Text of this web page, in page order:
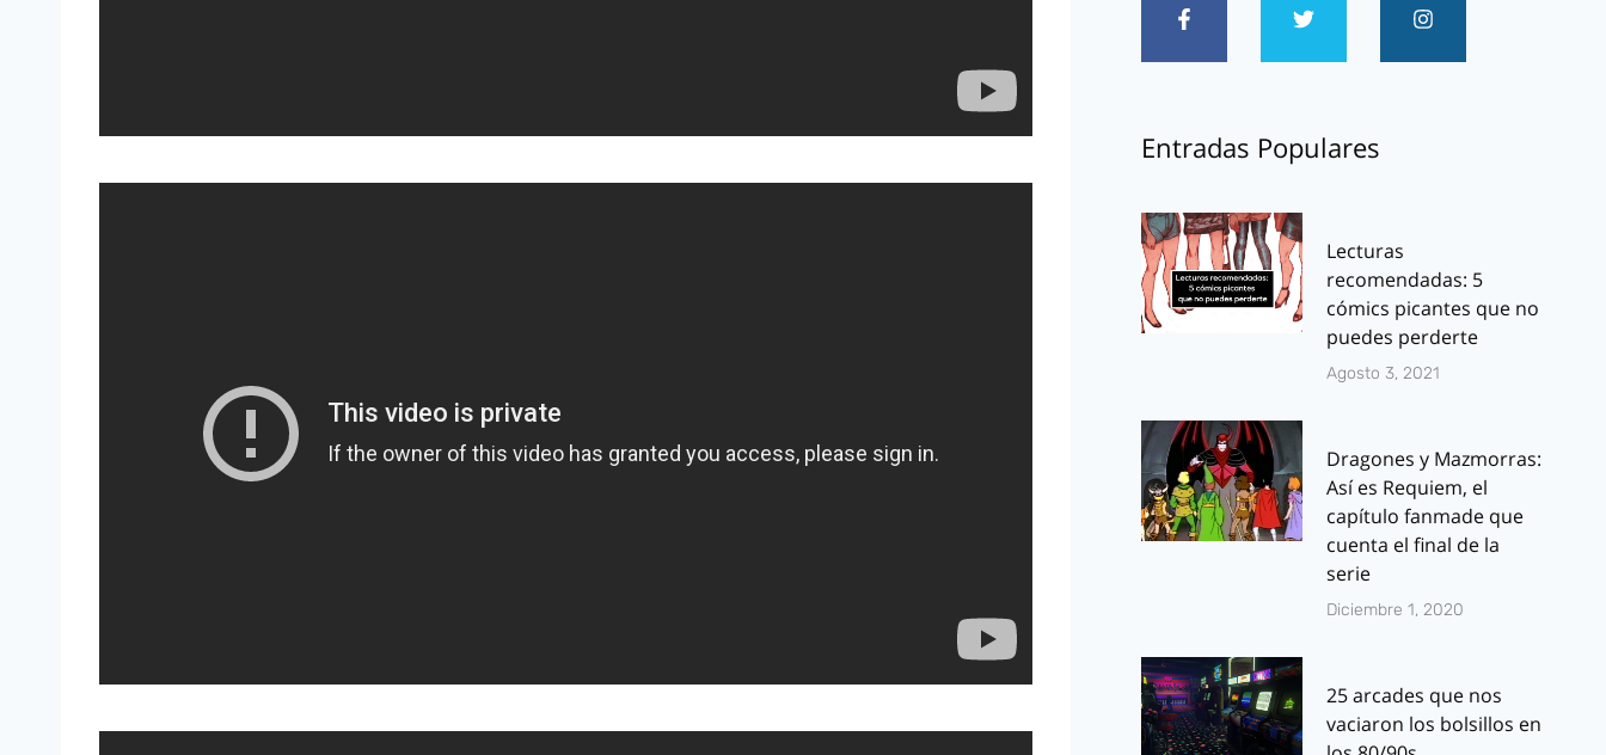
Entradas Populares
Lecturas
recomendadas: 5
cómics picantes que no
puedes perderte
Agosto 3, 2021
Dragones y Mazmorras:
Así es Requiem, el
capítulo fanmade que
cuenta el final de la
serie
Diciembre 1, 2020
25 arcades que nos
vaciaron los bolsillos en